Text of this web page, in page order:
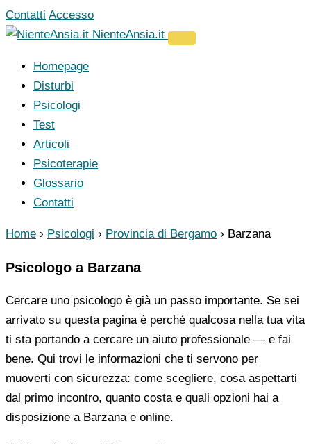
Vai
al
Contatti Accesso
NienteAnsia.it
Homepage
Disturbi
Psicologi
Test
Articoli
Psicoterapie
Glossario
Contatti
Home › Psicologi › Provincia di Bergamo › Barzana
Psicologo a Barzana
Cercare uno psicologo è già un passo importante. Se sei
arrivato su questa pagina è perché qualcosa nella tua vita
ti sta portando a cercare un aiuto professionale — e fai
bene. Qui trovi le informazioni che ti servono per
muoverti con sicurezza: come scegliere, cosa aspettarti
dal primo incontro, quanto costa e quali opzioni hai a
disposizione a Barzana e online.